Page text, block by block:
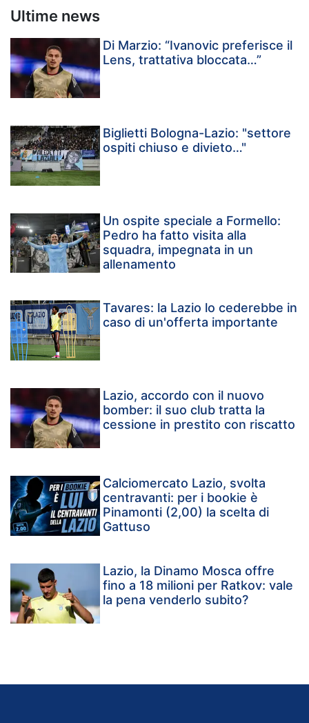
Ultime news
Di Marzio: “Ivanovic preferisce il
Lens, trattativa bloccata…”
Biglietti Bologna-Lazio: "settore
ospiti chiuso e divieto…"
Un ospite speciale a Formello:
Pedro ha fatto visita alla
squadra, impegnata in un
allenamento
Tavares: la Lazio lo cederebbe in
caso di un'offerta importante
Lazio, accordo con il nuovo
bomber: il suo club tratta la
cessione in prestito con riscatto
Calciomercato Lazio, svolta
centravanti: per i bookie è
Pinamonti (2,00) la scelta di
Gattuso
Lazio, la Dinamo Mosca offre
fino a 18 milioni per Ratkov: vale
la pena venderlo subito?